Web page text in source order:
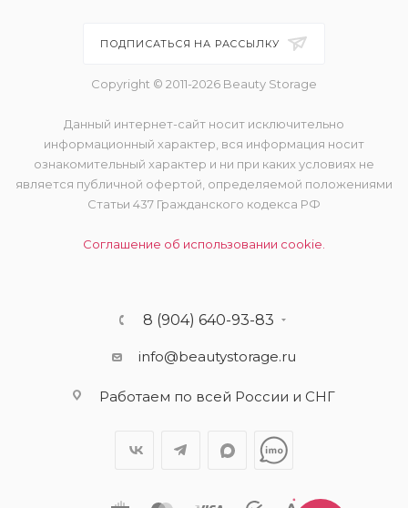
ПОДПИСАТЬСЯ НА РАССЫЛКУ
Copyright © 2011-2026 Beauty Storage
Данный интернет-сайт носит исключительно
информационный характер, вся информация носит
ознакомительный характер и ни при каких условиях не
является публичной офертой, определяемой положениями
Статьи 437 Гражданского кодекса РФ
Соглашение об использовании cookie.
8 (904) 640-93-83
info@beautystorage.ru
Работаем по всей России и СНГ